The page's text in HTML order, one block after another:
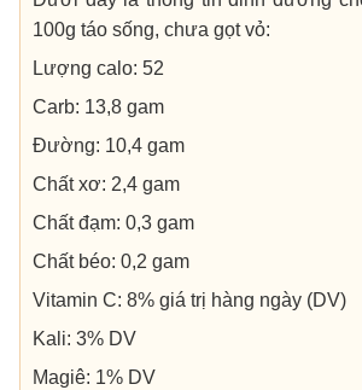
100g táo sống, chưa gọt vỏ:
Lượng calo: 52
Carb: 13,8 gam
Đường: 10,4 gam
Chất xơ: 2,4 gam
Chất đạm: 0,3 gam
Chất béo: 0,2 gam
Vitamin C: 8% giá trị hàng ngày (DV)
Kali: 3% DV
Magiê: 1% DV